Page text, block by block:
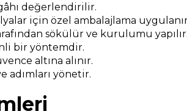
değerlendirilir.
için özel ambalajlama
sökülür ve kurulumu yapılır.
bir yöntemdir.
altına alınır.
adımları yönetir.